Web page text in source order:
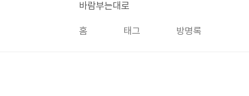
바람부는대로
홈 태그 방명록